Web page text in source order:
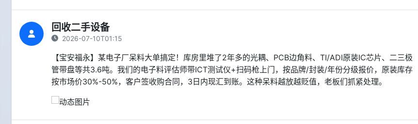
回收二手设备
2026-07-10T01:15
【宝安福永】某电子厂呆料大单搞定！库房里堆了2年多的光耦、PCB边角料、TI/ADI原装IC芯片、二三极
管带盘等共3.6吨。我们的电子料评估师带ICT测试仪+扫码枪上门，按品牌/封装/年份分级报价，原装库存
按市场价30%-50%，客户签收购合同，3日内现汇到账。这种呆料越放越贬值，老板们抓紧处理。